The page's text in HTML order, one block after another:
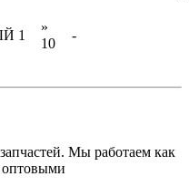
1
»
10
-
Мы работаем как
оптовыми